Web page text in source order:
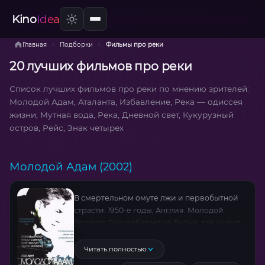
KinoIdea
Главная › Подборки › Фильмы про реки
20 лучших фильмов про реки
Список лучших фильмов про реки по мнению зрителей:
Молодой Адам, Аталанта, Избавление, Река — одиссея
жизни, Мутная вода, Река, Дневной свет, Кукурузный
остров, Рейс, Знак четырех
Молодой Адам (2002)
В смертельном омуте лжи и первобытной
страсти. 1950-е годы, Англия. Молодой
бродяга Джо работает на барже, где живут
был писателем, но теперь он курсирует
между Глазго и Эдинбургом, перевозя
Читать полностью